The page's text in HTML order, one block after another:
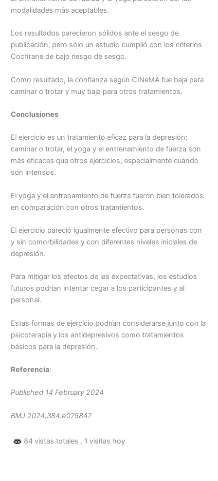
modalidades más aceptables.
Los resultados parecieron sólidos ante el sesgo de
publicación, pero sólo un estudio cumplió con los criterios
Cochrane de bajo riesgo de sesgo.
Como resultado, la confianza según CINeMA fue baja para
caminar o trotar y muy baja para otros tratamientos.
Conclusiones
El ejercicio es un tratamiento eficaz para la depresión;
caminar o trotar, el yoga y el entrenamiento de fuerza son
más eficaces que otros ejercicios, especialmente cuando
son intensos.
El yoga y el entrenamiento de fuerza fueron bien tolerados
en comparación con otros tratamientos.
El ejercicio pareció igualmente efectivo para personas con
y sin comorbilidades y con diferentes niveles iniciales de
depresión.
Para mitigar los efectos de las expectativas, los estudios
futuros podrían intentar cegar a los participantes y al
personal.
Estas formas de ejercicio podrían considerarse junto con la
psicoterapia y los antidepresivos como tratamientos
básicos para la depresión.
Referencia:
Published 14 February 2024
BMJ 2024;384:e075847
84 vistas totales , 1 visitas hoy